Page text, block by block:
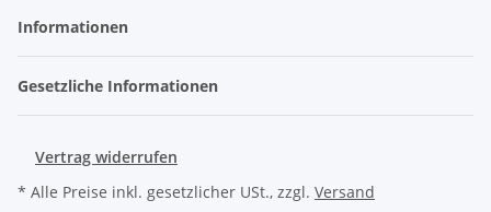
Informationen
Gesetzliche Informationen
Vertrag widerrufen
* Alle Preise inkl. gesetzlicher USt., zzgl. Versand